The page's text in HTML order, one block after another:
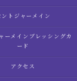
ントジャーメイン
ーメインブレッシングカ
ード
アクセス